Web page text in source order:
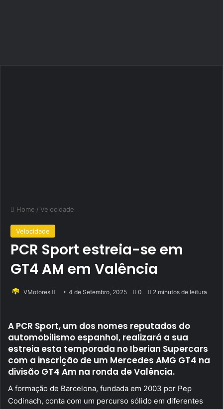
Home / Velocidade
Velocidade
PCR Sport estreia-se em
GT4 AM em Valência
VMotores
Send4 de Setembro, 2025 0 2 minutos de leitura
A PCR Sport, um dos nomes reputados do
automobilismo espanhol, realizará a sua
estreia esta temporada no Iberian Supercars
com a inscrição de um Mercedes AMG GT4 na
divisão GT4 Am na ronda de Valência.
A formação de Barcelona, fundada em 2003 por Pep
Codinach, conta com um percurso sólido em diferentes